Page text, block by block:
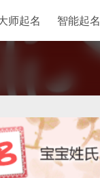
师起名 智能起名